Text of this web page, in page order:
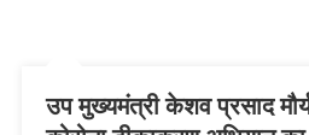
उप मुख्यमंत्री केशव प्रसाद